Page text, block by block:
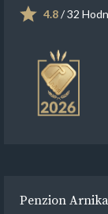
4.8/ 32
Penzion Arnika